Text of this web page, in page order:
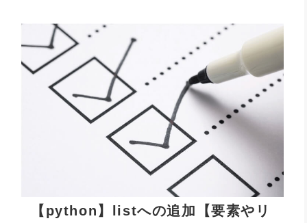
【python】listへの追加【要素やリ